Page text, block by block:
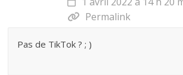
Permalink
Pas de TikTok ? ; )